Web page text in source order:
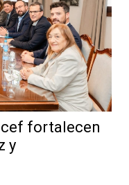
fortalecen
y